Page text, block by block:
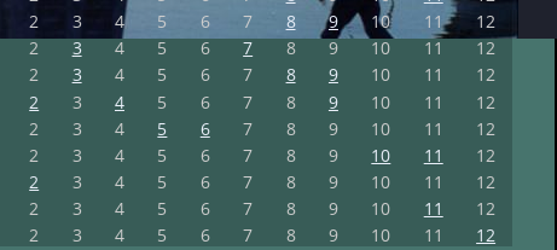
2 3 4 5 6 7 8 9 10 11 12
2 3 4 5 6 7 8 9 10 11 12
2 3 4 5 6 7 8 9 10 11 12
2 3 4 5 6 7 8 9 10 11 12
2 3 4 5 6 7 8 9 10 11 12
2 3 4 5 6 7 8 9 10 11 12
2 3 4 5 6 7 8 9 10 11 12
2 3 4 5 6 7 8 9 10 11 12
2 3 4 5 6 7 8 9 10 11 12